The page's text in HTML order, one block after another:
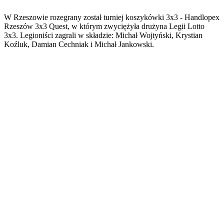
W Rzeszowie rozegrany został turniej koszykówki 3x3 - Handlopex
Rzeszów 3x3 Quest, w którym zwyciężyła drużyna Legii Lotto
3x3. Legioniści zagrali w składzie: Michał Wojtyński, Krystian
Koźluk, Damian Cechniak i Michał Jankowski.